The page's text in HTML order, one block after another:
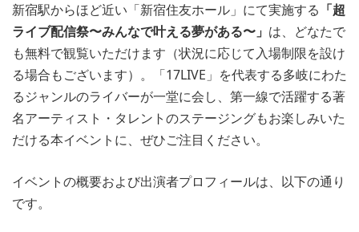
新宿駅からほど近い「新宿住友ホール」にて実施する 「超
ライブ配信祭〜みんなで叶える夢がある〜」 は、どなたで
も無料で観覧いただけます（状況に応じて入場制限を設け
る場合もございます）。「17LIVE」を代表する多岐にわた
るジャンルのライバーが一堂に会し、第一線で活躍する著
名アーティスト・タレントのステージングもお楽しみいた
だける本イベントに、ぜひご注目ください。
イベントの概要および出演者プロフィールは、以下の通り
です。